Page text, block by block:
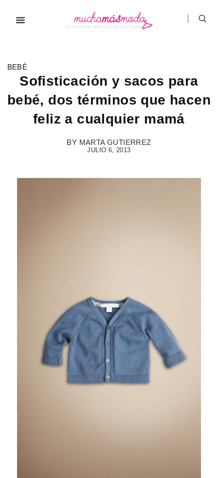
contenido
BEBÉ
Sofisticación y sacos para
bebé, dos términos que hacen
feliz a cualquier mamá
BY MARTA GUTIERREZ
JULIO 6, 2013